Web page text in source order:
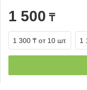
1 500 ₸
1 300 ₸ от 10 шт. 1